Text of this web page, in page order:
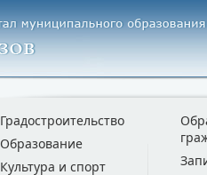
Градостроительство
Образование
Культура и спорт